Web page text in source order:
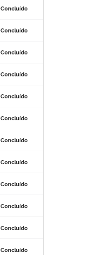
Concluído
Concluído
Concluído
Concluído
Concluído
Concluído
Concluído
Concluído
Concluído
Concluído
Concluído
Concluído